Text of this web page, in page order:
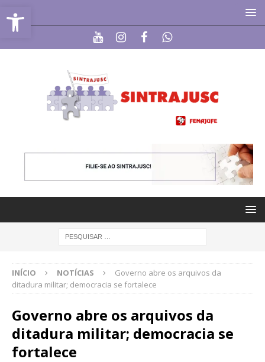
Abrir a barra de ferramentas
INÍCIO NOTÍCIAS
Governo abre os arquivos da
ditadura militar; democracia se fortalece
Governo abre os arquivos da
ditadura militar; democracia se
fortalece